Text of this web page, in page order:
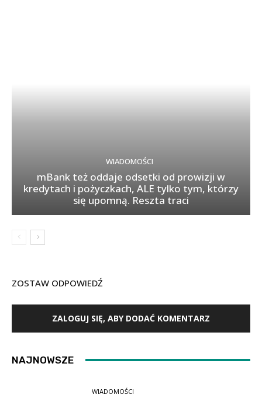
WIADOMOŚCI
mBank też oddaje odsetki od prowizji w
kredytach i pożyczkach, ALE tylko tym, którzy
się upomną. Reszta traci
ZOSTAW ODPOWIEDŹ
ZALOGUJ SIĘ, ABY DODAĆ KOMENTARZ
NAJNOWSZE
WIADOMOŚCI